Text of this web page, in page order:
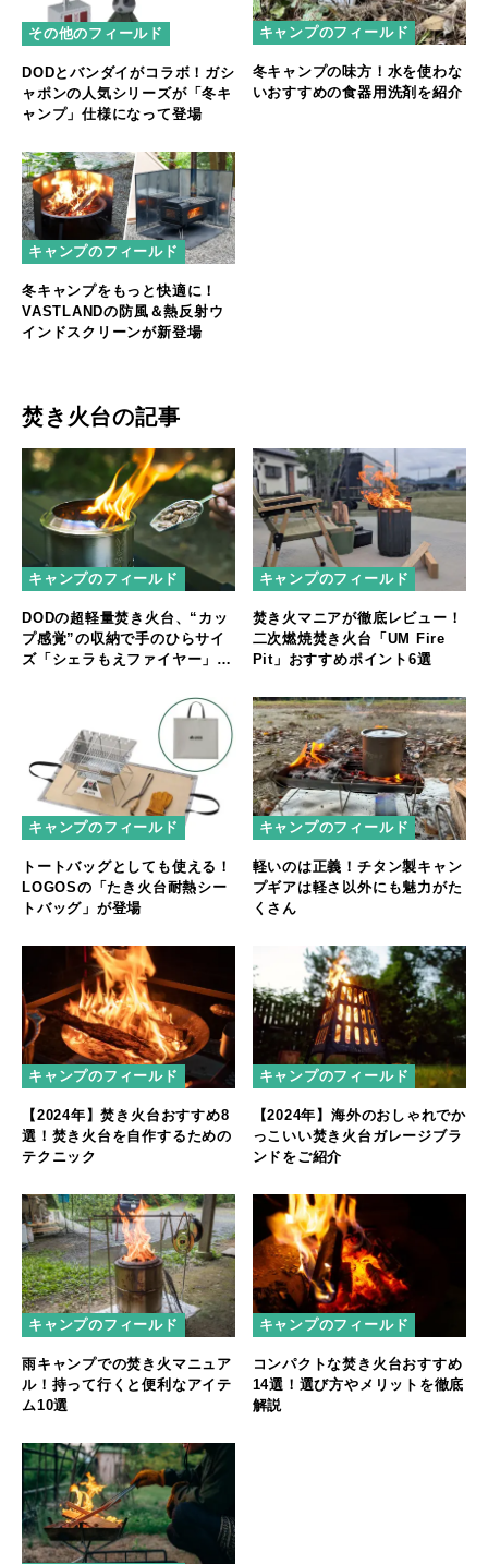
その他のフィールド
DODとバンダイがコラボ！ガシ
ャポンの人気シリーズが「冬キ
ャンプ」仕様になって登場
キャンプのフィールド
冬キャンプの味方！水を使わな
いおすすめの食器用洗剤を紹介
キャンプのフィールド
冬キャンプをもっと快適に！
VASTLANDの防風＆熱反射ウ
インドスクリーンが新登場
焚き火台の記事
キャンプのフィールド
DODの超軽量焚き火台、“カッ
プ感覚”の収納で手のひらサイ
ズ「シェラもえファイヤー」登
キャンプのフィールド
焚き火マニアが徹底レビュー！
二次燃焼焚き火台「UM Fire
Pit」おすすめポイント6選
キャンプのフィールド
トートバッグとしても使える！
LOGOSの「たき火台耐熱シー
トバッグ」が登場
キャンプのフィールド
軽いのは正義！チタン製キャン
プギアは軽さ以外にも魅力がた
くさん
キャンプのフィールド
【2024年】焚き火台おすすめ8
選！焚き火台を自作するための
テクニック
キャンプのフィールド
【2024年】海外のおしゃれでか
っこいい焚き火台ガレージブラ
ンドをご紹介
キャンプのフィールド
雨キャンプでの焚き火マニュア
ル！持って行くと便利なアイテ
ム10選
キャンプのフィールド
コンパクトな焚き火台おすすめ
14選！選び方やメリットを徹底
解説